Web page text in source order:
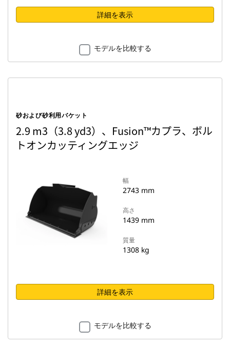
詳細を表示
モデルを比較する
砂および砂利用バケット
2.9 m3（3.8 yd3）、Fusion™カプラ、ボル
トオンカッティングエッジ
幅
2743 mm
高さ
1439 mm
質量
1308 kg
詳細を表示
モデルを比較する